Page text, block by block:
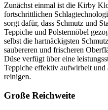
Zunächst einmal ist die Kirby
fortschrittlichen
sorgt dafür, dass Schmutz und
Teppiche und Polstermöbel
selbst die hartnäckigsten
saubereren und frischeren
Düse verfügt über eine
Teppiche effektiv aufwirbelt und
reinigen.
Große Reichweite